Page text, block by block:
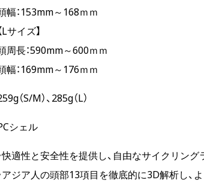
幅：153mm～168ｍｍ
【Lサイズ】
周長：590mm～600ｍｍ
幅：169mm～176ｍｍ
（S/M）、285g（L）
シェル
快適性と安全性を提供し、自由なサイクリン
アジア人の頭部13項目を徹底的に3D解析し